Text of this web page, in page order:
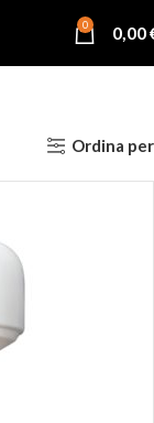
0 0,00
Ordina per